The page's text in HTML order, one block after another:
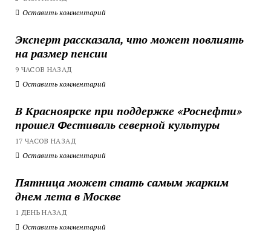
Оставить комментарий
Эксперт рассказала, что может повлиять
на размер пенсии
9 ЧАСОВ НАЗАД
Оставить комментарий
В Красноярске при поддержке «Роснефти»
прошел Фестиваль северной культуры
17 ЧАСОВ НАЗАД
Оставить комментарий
Пятница может стать самым жарким
днем лета в Москве
1 ДЕНЬ НАЗАД
Оставить комментарий